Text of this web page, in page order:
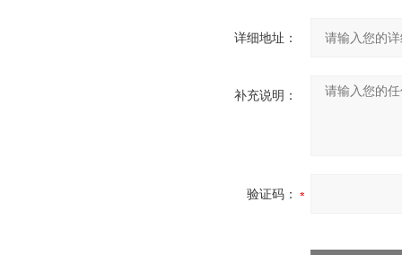
详细地址：
补充说明：
验证码：